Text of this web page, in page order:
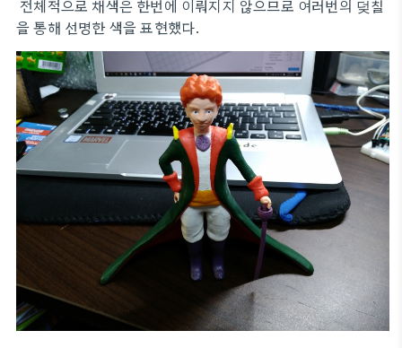
전체적으로 채색은 한번에 이뤄지지 않으므로 여러번의 덪칠
을 통해 선명한 색을 표현했다.